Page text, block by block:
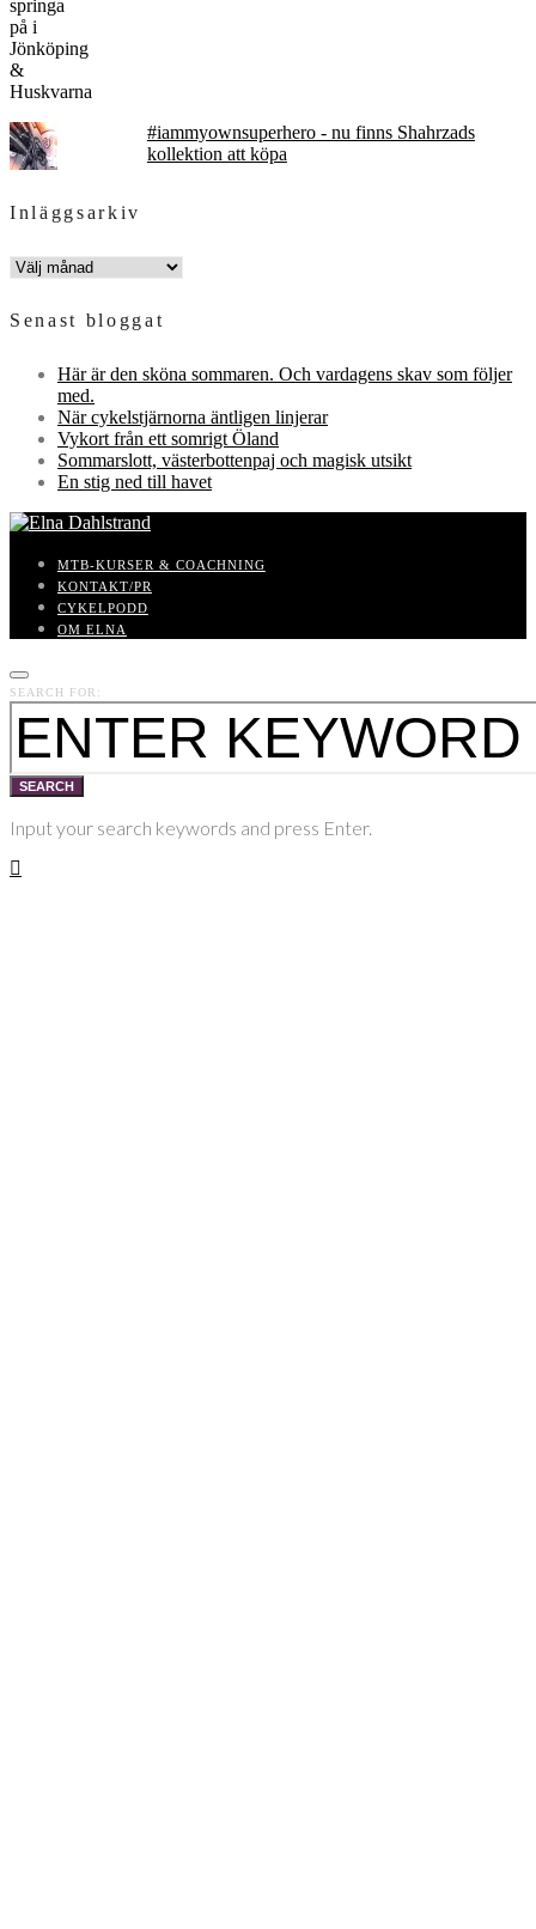
#iammyownsuperhero - nu finns Shahrzads
kollektion att köpa
Inläggsarkiv
INLÄGGSARKIV
Senast bloggat
Här är den sköna sommaren. Och vardagens skav som följer
med.
När cykelstjärnorna äntligen linjerar
Vykort från ett somrigt Öland
Sommarslott, västerbottenpaj och magisk utsikt
En stig ned till havet
MTB-KURSER & COACHNING
KONTAKT/PR
CYKELPODD
OM ELNA
SEARCH FOR:
SEARCH
Input your search keywords and press Enter.